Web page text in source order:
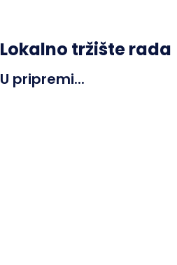
Lokalno tržište rada
U pripremi...